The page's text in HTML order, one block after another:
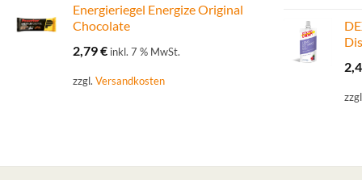
Energieriegel Energize Original
Chocolate
2,79€ inkl. 7 % MwSt.
zzgl. Versandkosten